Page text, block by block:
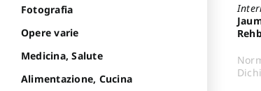
Fotografia
Opere varie
Medicina, Salute
Alimentazione, Cucina